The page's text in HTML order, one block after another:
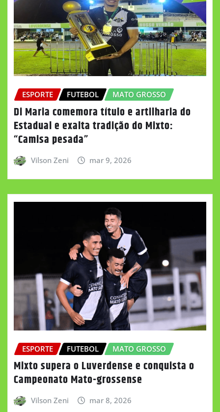
ESPORTE FUTEBOL MATO GROSSO
Di Maria comemora título e artilharia do
Estadual e exalta tradição do Mixto:
“Camisa pesada”
Vilson Zeni mar 9, 2026
ESPORTE FUTEBOL MATO GROSSO
Mixto supera o Luverdense e conquista o
Campeonato Mato-grossense
Vilson Zeni mar 8, 2026